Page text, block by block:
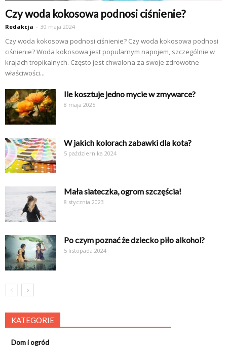
Czy woda kokosowa podnosi ciśnienie?
Redakcja - 30 maja 2024
Czy woda kokosowa podnosi ciśnienie? Czy woda kokosowa podnosi
ciśnienie? Woda kokosowa jest popularnym napojem, szczególnie w
krajach tropikalnych. Często jest chwalona za swoje zdrowotne
właściwości...
Ile kosztuje jedno mycie w zmywarce?
8 maja 2025
W jakich kolorach zabawki dla kota?
5 października 2024
Mała siateczka, ogrom szczęścia!
8 stycznia 2023
Po czym poznać że dziecko piło alkohol?
5 listopada 2024
KATEGORIE
Dom i ogród